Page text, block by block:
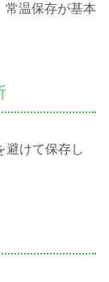
常温保存が基本
避けて保存し